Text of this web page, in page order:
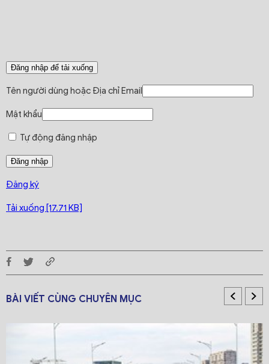
Đăng nhập để tải xuống
Tên người dùng hoặc Địa chỉ Email
Mật khẩu
Tự động đăng nhập
Đăng ký
Tải xuống [17.71 KB]
BÀI VIẾT CÙNG CHUYÊN MỤC